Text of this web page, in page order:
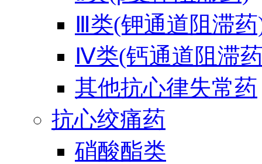
Ⅲ类(钾通道阻滞
Ⅳ类(钙通道阻滞
其他抗心律失常药
抗心绞痛药
硝酸酯类